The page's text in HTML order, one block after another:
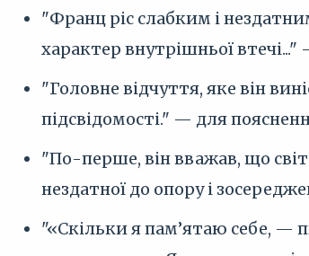
"Франц ріс слабким і
характер внутрішньої
"Головне відчуття, яке він
підсвідомості." — для
"По-перше, він вважав, що світ
нездатної до опору і
"«Скільки я пам’ятаю себе, —